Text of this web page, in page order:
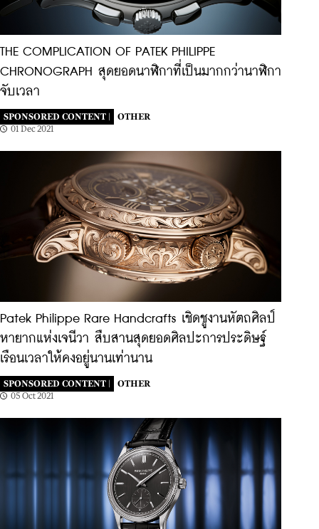
THE COMPLICATION OF PATEK PHILIPPE
CHRONOGRAPH สุดยอดนาฬิกาที่เป็นมากกว่านาฬิกา
จับเวลา
SPONSORED CONTENT |
OTHER
01 Dec 2021
Patek Philippe Rare Handcrafts เชิดชูงานหัตถศิลป์
หายากแห่งเจนีวา สืบสานสุดยอดศิลปะการประดิษฐ์
เรือนเวลาให้คงอยู่นานเท่านาน
SPONSORED CONTENT |
OTHER
05 Oct 2021